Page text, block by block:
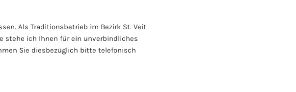
Als Traditionsbetrieb im Bezirk St. Veit
stehe ich Ihnen für ein unverbindliches
Sie diesbezüglich bitte telefonisch